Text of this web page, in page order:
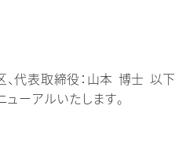
、代表取締役：山本 博士 以下
ーアルいたします。